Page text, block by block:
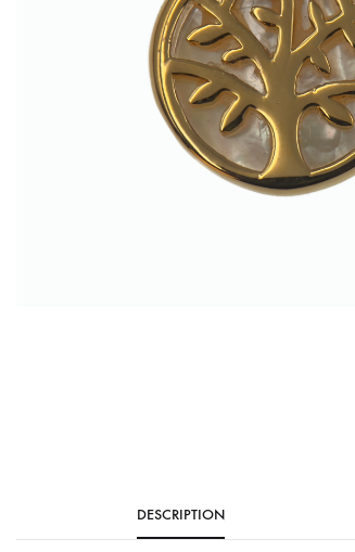
MÉDAILLES JÉSUS
MÉDAILLE SAINTS
MÉDAILLES ENFANTS
EX-VOTOS ET COEURS SACRÉS
BOUGIES ET CIERGES
CUSTODES ET PYXIDES
DESCRIPTION